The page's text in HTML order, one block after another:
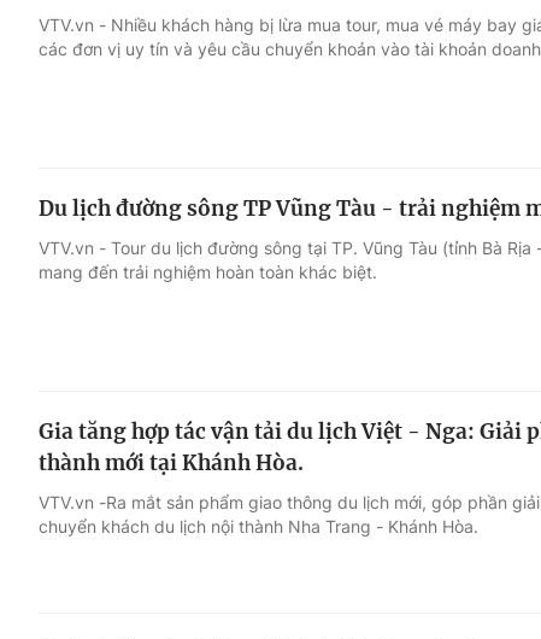
VTV.vn - Nhiều khách hàng bị lừa mua tour, mua vé máy bay
các đơn vị uy tín và yêu cầu chuyển khoản vào tài khoản
Du lịch đường sông TP Vũng Tàu - trải nghiệm
VTV.vn - Tour du lịch đường sông tại TP. Vũng Tàu (tỉnh Bà
mang đến trải nghiệm hoàn toàn khác biệt.
Gia tăng hợp tác vận tải du lịch Việt - Nga: Giải
thành mới tại Khánh Hòa.
VTV.vn -Ra mắt sản phẩm giao thông du lịch mới, góp phần
chuyển khách du lịch nội thành Nha Trang - Khánh Hòa.